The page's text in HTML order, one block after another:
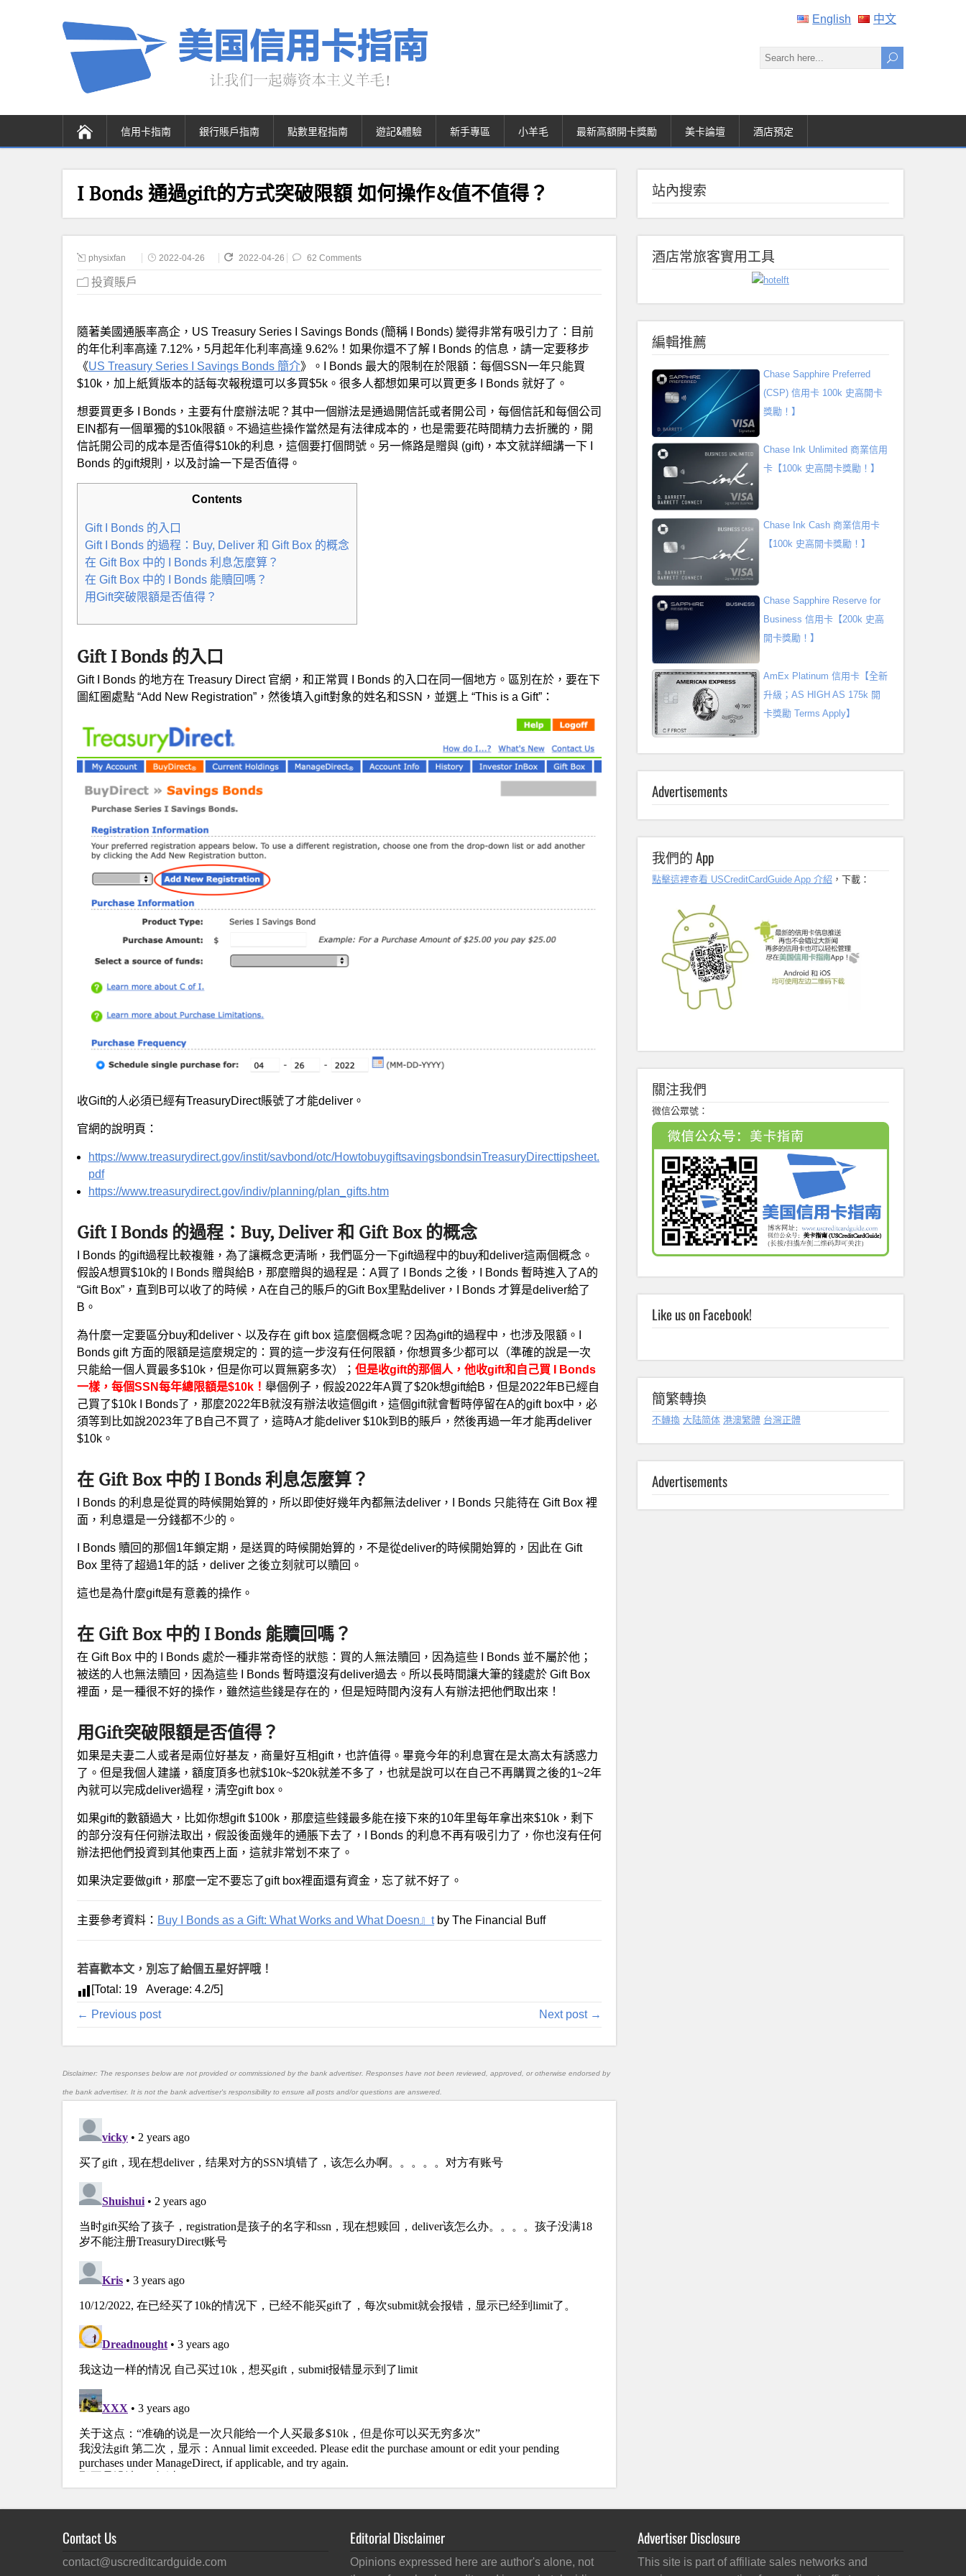
English 中文
信用卡指南 銀行賬戶指南 點數里程指南 遊記&體驗 新手專區 小羊毛 最新高額開卡獎勵 美卡論壇 酒店預定
I Bonds 通過gift的方式突破限額 如何操作&值不值得？
physixfan 2022-04-26 2022-04-26 62 Comments
投資賬戶
隨著美國通脹率高企，US Treasury Series I Savings Bonds (簡稱 I Bonds) 變得非常有吸引力了：目前
的年化利率高達 7.12%，5月起年化利率高達 9.62%！如果你還不了解 I Bonds 的信息，請一定要移步
《US Treasury Series I Savings Bonds 簡介》。I Bonds 最大的限制在於限額：每個SSN一年只能買
$10k，加上紙質版本的話每次報稅還可以多買$5k。很多人都想如果可以買更多 I Bonds 就好了。
想要買更多 I Bonds，主要有什麼辦法呢？其中一個辦法是通過開信託或者開公司，每個信託和每個公司
EIN都有一個單獨的$10k限額。不過這些操作當然是有法律成本的，也是需要花時間精力去折騰的，開
信託開公司的成本是否值得$10k的利息，這個要打個問號。另一條路是贈與 (gift)，本文就詳細講一下 I
Bonds 的gift規則，以及討論一下是否值得。
Contents
Gift I Bonds 的入口
Gift I Bonds 的過程：Buy, Deliver 和 Gift Box 的概念
在 Gift Box 中的 I Bonds 利息怎麼算？
在 Gift Box 中的 I Bonds 能贖回嗎？
用Gift突破限額是否值得？
Gift I Bonds 的入口
Gift I Bonds 的地方在 Treasury Direct 官網，和正常買 I Bonds 的入口在同一個地方。區別在於，要在下
圖紅圈處點 “Add New Registration”，然後填入gift對象的姓名和SSN，並選上 “This is a Gift”：
收Gift的人必須已經有TreasuryDirect賬號了才能deliver。
官網的說明頁：
https://www.treasurydirect.gov/instit/savbond/otc/HowtobuygiftsavingsbondsinTreasuryDirecttipsheet.
pdf
https://www.treasurydirect.gov/indiv/planning/plan_gifts.htm
Gift I Bonds 的過程：Buy, Deliver 和 Gift Box 的概念
I Bonds 的gift過程比較複雜，為了讓概念更清晰，我們區分一下gift過程中的buy和deliver這兩個概念。
假設A想買$10k的 I Bonds 贈與給B，那麼贈與的過程是：A買了 I Bonds 之後，I Bonds 暫時進入了A的
“Gift Box”，直到B可以收了的時候，A在自己的賬戶的Gift Box里點deliver，I Bonds 才算是deliver給了
B。
為什麼一定要區分buy和deliver、以及存在 gift box 這麼個概念呢？因為gift的過程中，也涉及限額。I
Bonds gift 方面的限額是這麼規定的：買的這一步沒有任何限額，你想買多少都可以（準確的說是一次
只能給一個人買最多$10k，但是你可以買無窮多次）； 但是收gift的那個人， 他收gift和自己買 I Bonds
一樣，每個SSN每年總限額是$10k ！ 舉個例子，假設2022年A買了$20k想gift給B，但是2022年B已經自
己買了$10k I Bonds了，那麼2022年B就沒有辦法收這個gift，這個gift就會暫時停留在A的gift box中，必
須等到比如說2023年了B自己不買了，這時A才能deliver $10k到B的賬戶，然後再過一年才能再deliver
$10k。
在 Gift Box 中的 I Bonds 利息怎麼算？
I Bonds 的利息是從買的時候開始算的，所以即使好幾年內都無法deliver，I Bonds 只能待在 Gift Box 裡
面，利息還是一分錢都不少的。
I Bonds 贖回的那個1年鎖定期，是送買的時候開始算的，不是從deliver的時候開始算的，因此在 Gift
Box 里待了超過1年的話，deliver 之後立刻就可以贖回。
這也是為什麼gift是有意義的操作。
在 Gift Box 中的 I Bonds 能贖回嗎？
在 Gift Box 中的 I Bonds 處於一種非常奇怪的狀態：買的人無法贖回，因為這些 I Bonds 並不屬於他；
被送的人也無法贖回，因為這些 I Bonds 暫時還沒有deliver過去。所以長時間讓大筆的錢處於 Gift Box
裡面，是一種很不好的操作，雖然這些錢是存在的，但是短時間內沒有人有辦法把他們取出來！
用Gift突破限額是否值得？
如果是夫妻二人或者是兩位好基友，商量好互相gift，也許值得。畢竟今年的利息實在是太高太有誘惑力
了。但是我個人建議，額度頂多也就$10k~$20k就差不多了，也就是說可以在自己不再購買之後的1~2年
內就可以完成deliver過程，清空gift box。
如果gift的數額過大，比如你想gift $100k，那麼這些錢最多能在接下來的10年里每年拿出來$10k，剩下
的部分沒有任何辦法取出，假設後面幾年的通脹下去了，I Bonds 的利息不再有吸引力了，你也沒有任何
辦法把他們投資到其他東西上面，這就非常划不來了。
如果決定要做gift，那麼一定不要忘了gift box裡面還有資金，忘了就不好了。
主要參考資料： Buy I Bonds as a Gift: What Works and What Doesn』tby The Financial Buff
若喜歡本文，別忘了給個五星好評哦！
[Total: 19 Average: 4.2/5]
← Previous post Next post →
Disclaimer: The responses below are not provided or commissioned by the bank advertiser. Responses have not been reviewed, approved, or otherwise endorsed by
the bank advertiser. It is not the bank advertiser's responsibility to ensure all posts and/or questions are answered.
站內搜索
酒店常旅客實用工具
編輯推薦
Chase Sapphire Preferred
(CSP) 信用卡 100k 史高開卡
獎勵！】
Chase Ink Unlimited 商業信用
卡【100k 史高開卡獎勵！】
Chase Ink Cash 商業信用卡
【100k 史高開卡獎勵！】
Chase Sapphire Reserve for
Business 信用卡【200k 史高
開卡獎勵！】
AmEx Platinum 信用卡【全新
升級；AS HIGH AS 175k 開
卡獎勵 Terms Apply】
Advertisements
我們的 App
點擊這裡查看 USCreditCardGuide App 介紹 ，下載：
關注我們
微信公眾號：
Like us on Facebook!
簡繁轉換
不轉換 大陆简体 港澳繁體 台灣正體
Advertisements
Contact Us
contact@uscreditcardguide.com
Editorial Disclaimer
Opinions expressed here are author's alone, not
Advertiser Disclosure
This site is part of affiliate sales networks and